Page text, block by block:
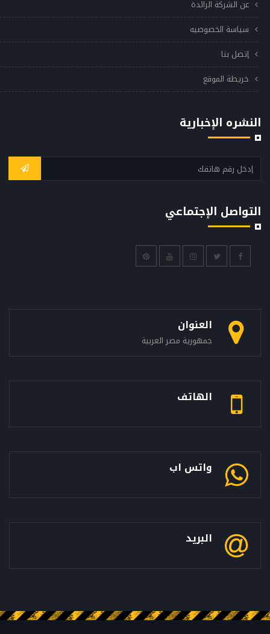
عن الشركة الرائدة
سياسة الخصوصيه
إتصل بنا
خريطة الموقع
النشره الإخبارية
التواصل الإجتماعي
العنوان
جمهورية مصر العربية
الهاتف
واتس اب
البريد